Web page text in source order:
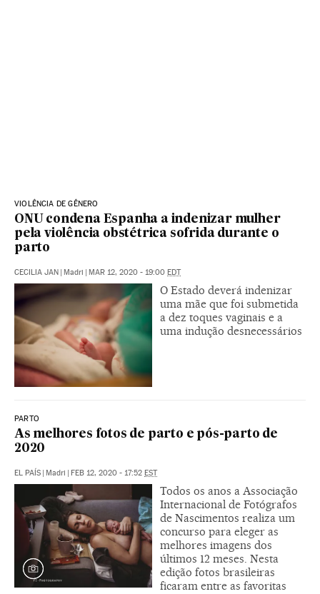
VIOLÊNCIA DE GÊNERO
ONU condena Espanha a indenizar mulher
pela violência obstétrica sofrida durante o
parto
CECILIA JAN Madri MAR 12, 2020 - 19:00 EDT
O Estado deverá indenizar
uma mãe que foi submetida
a dez toques vaginais e a
uma indução desnecessários
PARTO
As melhores fotos de parto e pós-parto de
2020
EL PAÍS Madri FEB 12, 2020 - 17:52 EST
Todos os anos a Associação
Internacional de Fotógrafos
de Nascimentos realiza um
concurso para eleger as
melhores imagens dos
últimos 12 meses. Nesta
edição fotos brasileiras
ficaram entre as favoritas